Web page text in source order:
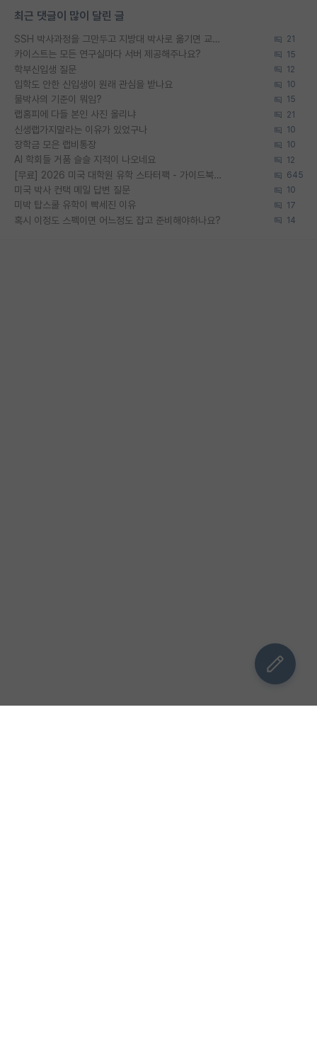
최근 댓글이 많이 달린 글
SSH 박사과정을 그만두고 지방대 박사로 옮기면 교수의 꿈은 끝일까요? 21
카이스트는 모든 연구실마다 서버 제공해주나요? 15
학부신입생 질문 12
입학도 안한 신입생이 원래 관심을 받나요 10
물박사의 기준이 뭐임? 15
랩홈피에 다들 본인 사진 올리냐 21
신생랩가지말라는 이유가 있었구나 10
장학금 모은 랩비통장 10
AI 학회들 거품 슬슬 지적이 나오네요 12
[무료] 2026 미국 대학원 유학 스타터팩 - 가이드북 & 합격자 컨택메일 템플릿 645
미국 박사 컨택 메일 답변 질문 10
미박 탑스쿨 유학이 빡세진 이유 17
혹시 이정도 스펙이면 어느정도 잡고 준비해야하나요? 14